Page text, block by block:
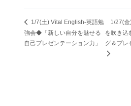
1/7(土) Vital English-英語勉
強会◆「新しい自分を魅せる
自己プレゼンテーション力」
1/27(
を吹き込
グ＆プレ